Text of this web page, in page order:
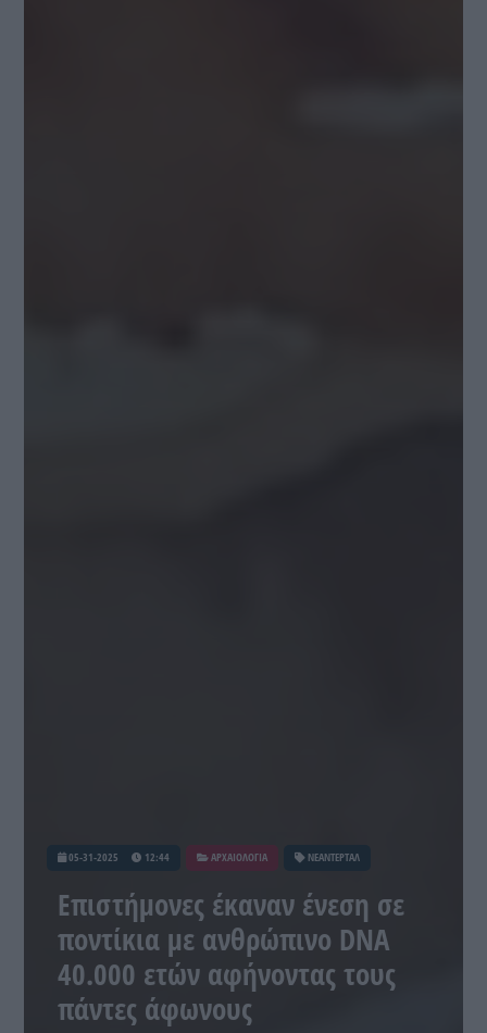
05-31-2025 12:44 ΑΡΧΑΙΟΛΟΓΙΑ ΝΕΑΝΤΕΡΤΑΛ
Επιστήμονες έκαναν ένεση σε
ποντίκια με ανθρώπινο DNA
40.000 ετών αφήνοντας τους
πάντες άφωνους